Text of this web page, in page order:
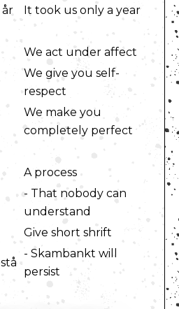
It took us only a year
We act under affect
We give you self-
respect
We make you
completely perfect
A process
- That nobody can
understand
Give short shrift
- Skambankt will
persist